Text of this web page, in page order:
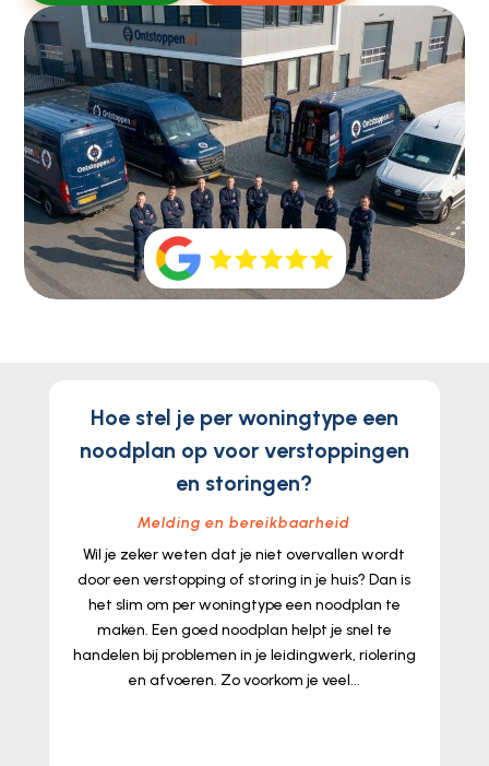
Hoe stel je per woningtype een
noodplan op voor verstoppingen
en storingen?
Melding en bereikbaarheid
Wil je zeker weten dat je niet overvallen wordt
door een verstopping of storing in je huis? Dan is
het slim om per woningtype een noodplan te
maken. Een goed noodplan helpt je snel te
handelen bij problemen in je leidingwerk, riolering
en afvoeren. Zo voorkom je veel...